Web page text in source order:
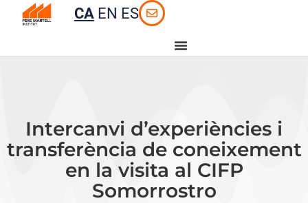
CA EN ES
Intercanvi d’experiències i
transferència de coneixement
en la visita al CIFP
Somorrostro